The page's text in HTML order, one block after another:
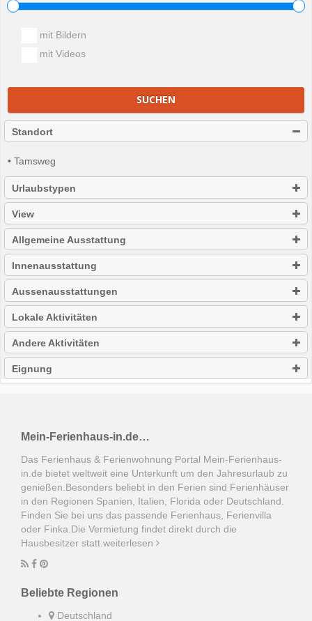
mit Bildern
mit Videos
SUCHEN
Standort
• Tamsweg
Urlaubstypen
View
Allgemeine Ausstattung
Innenausstattung
Aussenausstattungen
Lokale Aktivitäten
Andere Aktivitäten
Eignung
Mein-Ferienhaus-in.de…
Das Ferienhaus & Ferienwohnung Portal Mein-Ferienhaus-
in.de bietet weltweit eine Unterkunft um den Jahresurlaub zu
genießen.Besonders beliebt in den Ferien sind Ferienhäuser
in den Regionen Spanien, Italien, Florida oder Deutschland.
Finden Sie bei uns das passende Ferienhaus, Ferienvilla
oder Finka.Die Vermietung findet direkt durch die
Hausbesitzer statt. weiterlesen
Beliebte Regionen
Deutschland